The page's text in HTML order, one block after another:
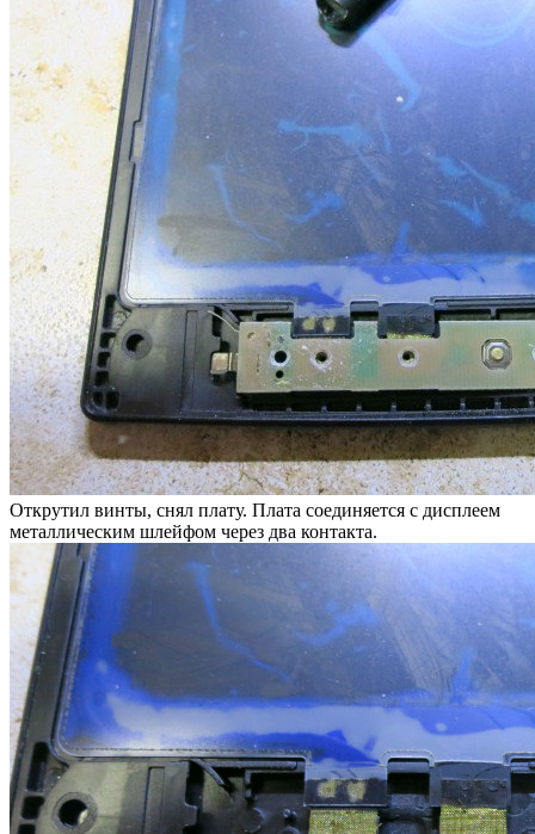
Открутил винты, снял плату. Плата соединяется с дисплеем
металлическим шлейфом через два контакта.